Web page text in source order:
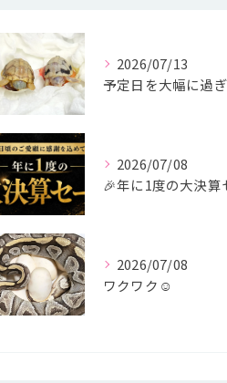
2026/07/13
2026/07/08
2026/07/08
ワクワク☺